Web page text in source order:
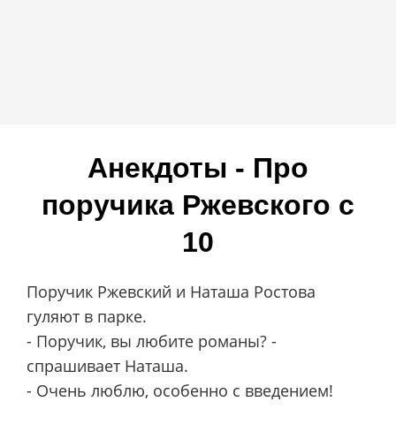
Анекдоты - Про
поручика Ржевского c
10
Поручик Ржевский и Наташа Ростова
гуляют в парке.
- Поручик, вы любите романы? -
спрашивает Наташа.
- Очень люблю, особенно с введением!